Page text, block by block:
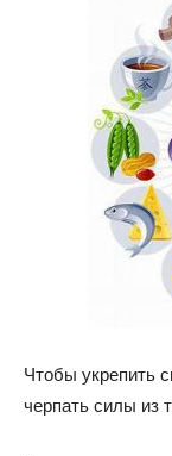
Чтобы укрепить
черпать силы из